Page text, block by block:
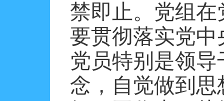
禁即止。党组
要贯彻落实党
党员特别是领
念，自觉做到